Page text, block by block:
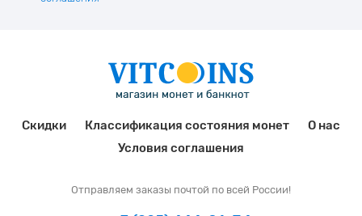
Скидки Классификация состояния монет
О нас
Условия соглашения
Отправляем заказы почтой по всей России!